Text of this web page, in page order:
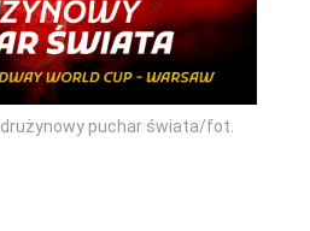
puchar świata/fot.